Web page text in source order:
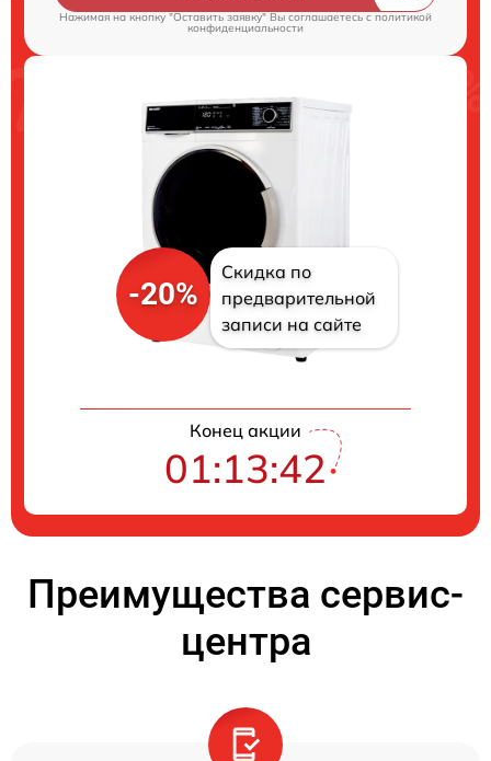
Нажимая на кнопку "Оставить заявку" Вы соглашаетесь cполитикой
конфиденциальности
-20%
Скидка по
предварительной
записи на сайте
Конец акции
01:13:41
Преимущества сервис-
центра